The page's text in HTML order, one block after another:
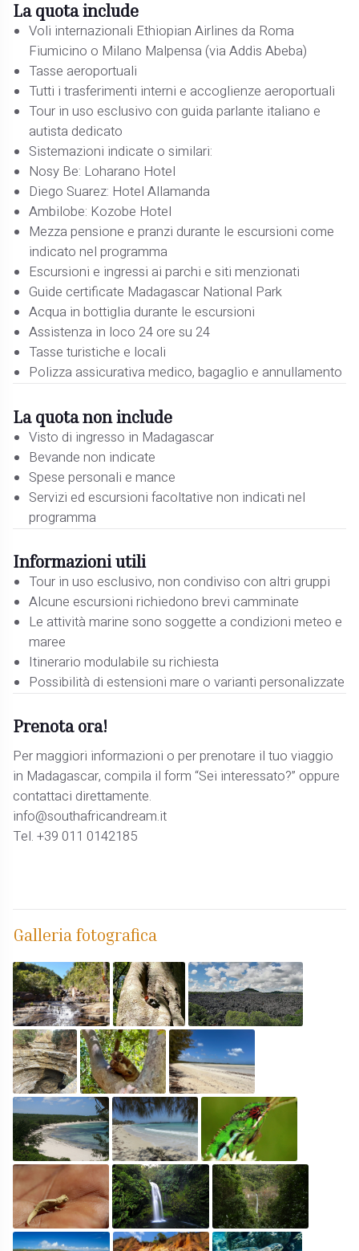
La quota include
Voli internazionali Ethiopian Airlines da Roma
Fiumicino o Milano Malpensa (via Addis Abeba)
Tasse aeroportuali
Tutti i trasferimenti interni e accoglienze aeroportuali
Tour in uso esclusivo con guida parlante italiano e
autista dedicato
Sistemazioni indicate o similari:
Nosy Be: Loharano Hotel
Diego Suarez: Hotel Allamanda
Ambilobe: Kozobe Hotel
Mezza pensione e pranzi durante le escursioni come
indicato nel programma
Escursioni e ingressi ai parchi e siti menzionati
Guide certificate Madagascar National Park
Acqua in bottiglia durante le escursioni
Assistenza in loco 24 ore su 24
Tasse turistiche e locali
Polizza assicurativa medico, bagaglio e annullamento
La quota non include
Visto di ingresso in Madagascar
Bevande non indicate
Spese personali e mance
Servizi ed escursioni facoltative non indicati nel
programma
Informazioni utili
Tour in uso esclusivo, non condiviso con altri gruppi
Alcune escursioni richiedono brevi camminate
Le attività marine sono soggette a condizioni meteo e
maree
Itinerario modulabile su richiesta
Possibilità di estensioni mare o varianti personalizzate
Prenota ora!
Per maggiori informazioni o per prenotare il tuo viaggio
in Madagascar, compila il form “Sei interessato?” oppure
contattaci direttamente.
info@southafricandream.it
Tel. +39 011 0142185
Galleria fotografica